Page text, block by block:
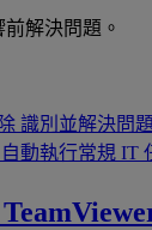
解決問題。
識別並解決問題
自動執行常規 IT